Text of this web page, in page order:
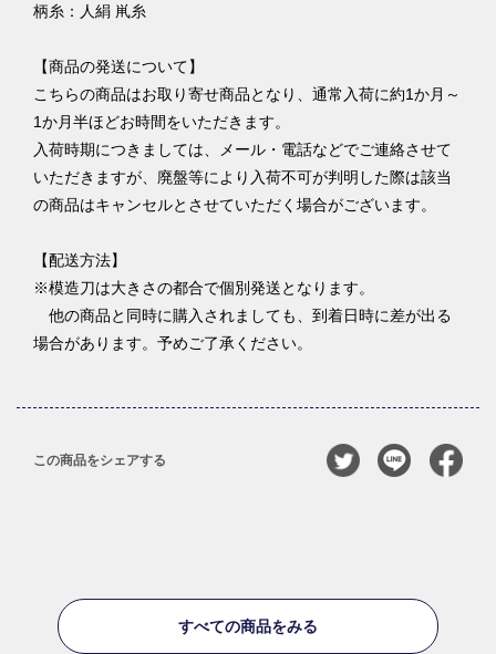
柄糸：人絹 鼡糸
【商品の発送について】
こちらの商品はお取り寄せ商品となり、通常入荷に約1か月～
1か月半ほどお時間をいただきます。
入荷時期につきましては、メール・電話などでご連絡させて
いただきますが、廃盤等により入荷不可が判明した際は該当
の商品はキャンセルとさせていただく場合がございます。
【配送方法】
※模造刀は大きさの都合で個別発送となります。
他の商品と同時に購入されましても、到着日時に差が出る
場合があります。予めご了承ください。
この商品をシェアする
すべての商品をみる